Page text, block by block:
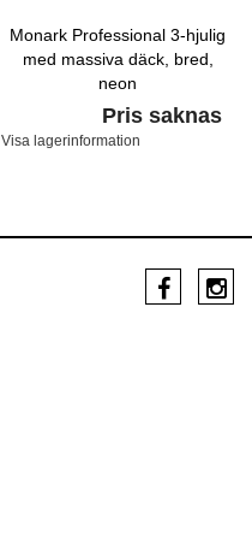
Monark Professional 3-hjulig
med massiva däck, bred,
neon
Pris saknas
Visa lagerinformation